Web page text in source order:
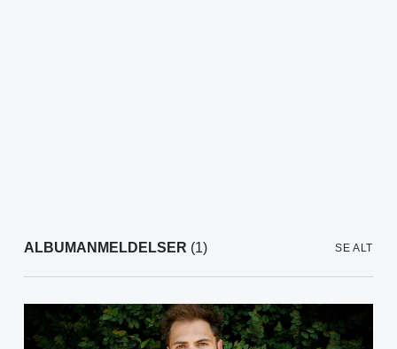
ALBUMANMELDELSER (1) SE ALT